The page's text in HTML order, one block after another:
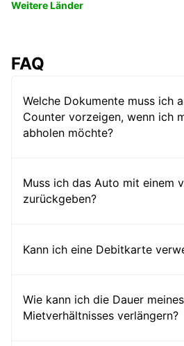
Weitere Länder
FAQ
Welche Dokumente muss ich
Counter vorzeigen, wenn ich
abholen möchte?
Muss ich das Auto mit einem
zurückgeben?
Kann ich eine Debitkarte
Wie kann ich die Dauer meines
Mietverhältnisses verlängern?